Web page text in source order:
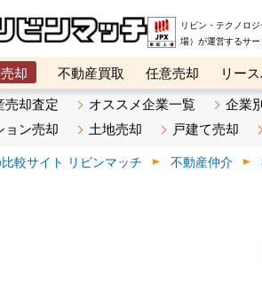
リビン・テクノロ
場）が運営するサ
却 不動産買取 任意売却 リー
展示場
ベスト不動産カンパニー オ
売却査定 オススメ企業一覧 企業
ョン売却
土地売却 戸建て売却
較サイト リビンマッチ 不動産仲介